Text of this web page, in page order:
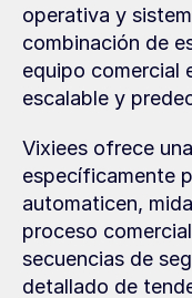
operativa y
combinación de
equipo comercial
escalable y
Vixiees ofrece
específicamente
automaticen,
proceso
secuencias de
detallado de